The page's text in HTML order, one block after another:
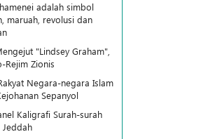
adalah simbol
maruah, revolusi dan
"Lindsey Graham",
Rejim Zionis
Negara-negara Islam
Sepanyol
Kaligrafi Surah-surah